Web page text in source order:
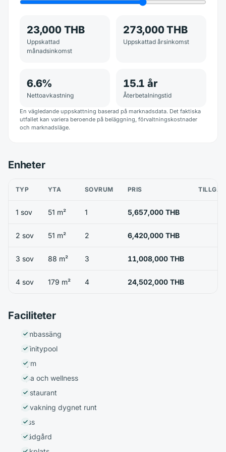
23,000 THB
Uppskattad
månadsinkomst
273,000 THB
Uppskattad årsinkomst
6.6%
Nettoavkastning
15.1 år
Återbetalningstid
En vägledande uppskattning baserad på marknadsdata. Det faktiska
utfallet kan variera beroende på beläggning, förvaltningskostnader
och marknadsläge.
Enheter
TYP YTA SOVRUM PRIS
1 sov 51 m² 1 5,657,000 THB
2 sov 51 m² 2 6,420,000 THB
3 sov 88 m² 3 11,008,000 THB
4 sov 179 m² 4 24,502,000 THB
Faciliteter
Simbassäng
Infinitypool
Gym
Spa och wellness
Restaurant
Bevakning dygnet runt
Hiss
Trädgård